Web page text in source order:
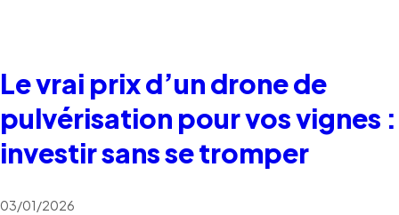
Le vrai prix d’un drone de
pulvérisation pour vos vignes :
investir sans se tromper
03/01/2026